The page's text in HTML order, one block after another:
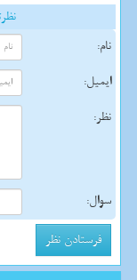
نام:
ایمیل:
نظر:
سوال: